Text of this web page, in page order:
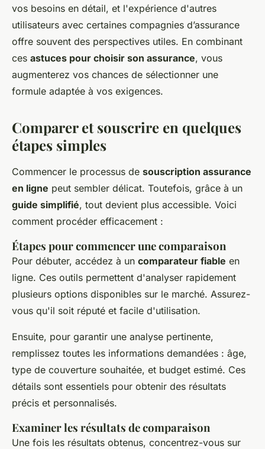
vos besoins en détail, et l'expérience d'autres
utilisateurs avec certaines compagnies d’assurance
offre souvent des perspectives utiles. En combinant
ces astuces pour choisir son assurance, vous
augmenterez vos chances de sélectionner une
formule adaptée à vos exigences.
Comparer et souscrire en quelques
étapes simples
Commencer le processus de souscription assurance
en ligne peut sembler délicat. Toutefois, grâce à un
guide simplifié, tout devient plus accessible. Voici
comment procéder efficacement :
Étapes pour commencer une comparaison
Pour débuter, accédez à un comparateur fiable en
ligne. Ces outils permettent d'analyser rapidement
plusieurs options disponibles sur le marché. Assurez-
vous qu'il soit réputé et facile d'utilisation.
Ensuite, pour garantir une analyse pertinente,
remplissez toutes les informations demandées : âge,
type de couverture souhaitée, et budget estimé. Ces
détails sont essentiels pour obtenir des résultats
précis et personnalisés.
Examiner les résultats de comparaison
Une fois les résultats obtenus, concentrez-vous sur